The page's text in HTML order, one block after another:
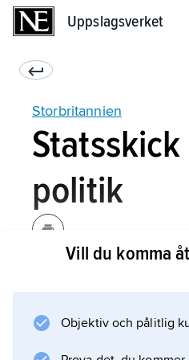
Uppslagsverket
Storbritannien
Statsskick
politik
United Kingdom of
bildades 1801, ändrat
till
Vill du komma
Objektiv och pålitlig